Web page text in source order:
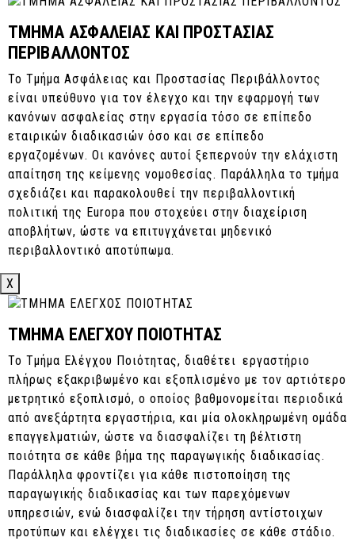
ΤΜΗΜΑ ΑΣΦΑΛΕΙΑΣ ΚΑΙ ΠΡΟΣΤΑΣΙΑΣ
ΠΕΡΙΒΑΛΛΟΝΤΟΣ
Το Τμήμα Ασφάλειας και Προστασίας Περιβάλλοντος
είναι υπεύθυνο για τον έλεγχο και την εφαρμογή των
κανόνων ασφαλείας στην εργασία τόσο σε επίπεδο
εταιρικών διαδικασιών όσο και σε επίπεδο
εργαζομένων. Οι κανόνες αυτοί ξεπερνούν την ελάχιστη
απαίτηση της κείμενης νομοθεσίας. Παράλληλα το τμήμα
σχεδιάζει και παρακολουθεί την περιβαλλοντική
πολιτική της Europa που στοχεύει στην διαχείριση
αποβλήτων, ώστε να επιτυγχάνεται μηδενικό
περιβαλλοντικό αποτύπωμα.
X
ΤΜΗΜΑ ΕΛΕΓΧΟΥ ΠΟΙΟΤΗΤΑΣ
Το Τμήμα Ελέγχου Ποιότητας, διαθέτει εργαστήριο
πλήρως εξακριβωμένο και εξοπλισμένο με τον αρτιότερο
μετρητικό εξοπλισμό, ο οποίος βαθμονομείται περιοδικά
από ανεξάρτητα εργαστήρια, και μία ολοκληρωμένη ομάδα
επαγγελματιών, ώστε να διασφαλίζει τη βέλτιστη
ποιότητα σε κάθε βήμα της παραγωγικής διαδικασίας.
Παράλληλα φροντίζει για κάθε πιστοποίηση της
παραγωγικής διαδικασίας και των παρεχόμενων
υπηρεσιών, ενώ διασφαλίζει την τήρηση αντίστοιχων
προτύπων και ελέγχει τις διαδικασίες σε κάθε στάδιο.